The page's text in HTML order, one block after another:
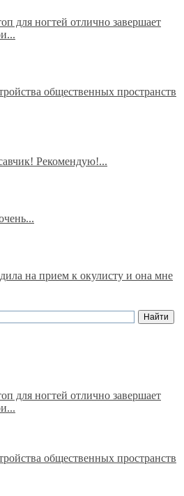
для ногтей отлично завершает
общественных пространств
Рекомендую!...
на прием к окулисту и она мне
для ногтей отлично завершает
общественных пространств